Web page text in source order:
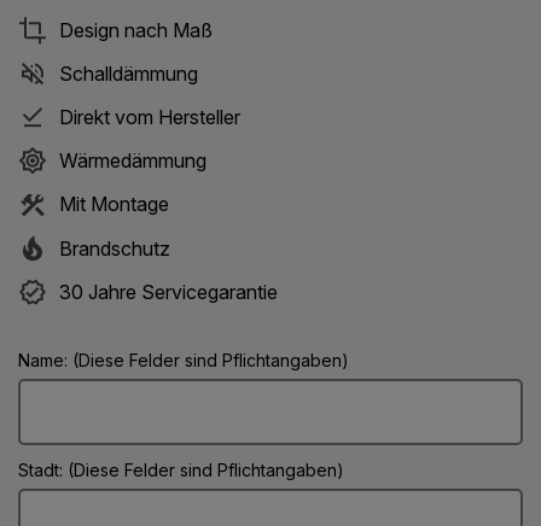
Design nach Maß
Schalldämmung
Direkt vom Hersteller
Wärmedämmung
Mit Montage
Brandschutz
30 Jahre Servicegarantie
Name: (Diese Felder sind Pflichtangaben)
Stadt: (Diese Felder sind Pflichtangaben)